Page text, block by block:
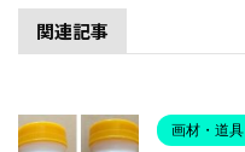
関連記事
画材・道具